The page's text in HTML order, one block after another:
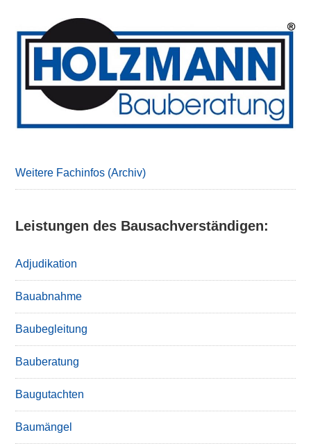
Primary
Sidebar
Weitere Fachinfos (Archiv)
Leistungen des Bausachverständigen:
Adjudikation
Bauabnahme
Baubegleitung
Bauberatung
Baugutachten
Baumängel